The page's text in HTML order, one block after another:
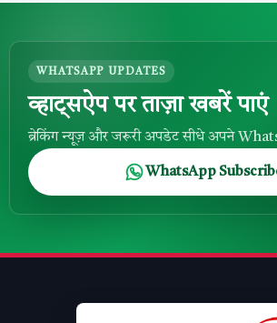
WHATSAPP UPDATES
व्हाट्सऐप पर ताज़ा खबरें पाएं
ब्रेकिंग न्यूज़ और जरूरी अपडेट सीधे अपने
WhatsApp